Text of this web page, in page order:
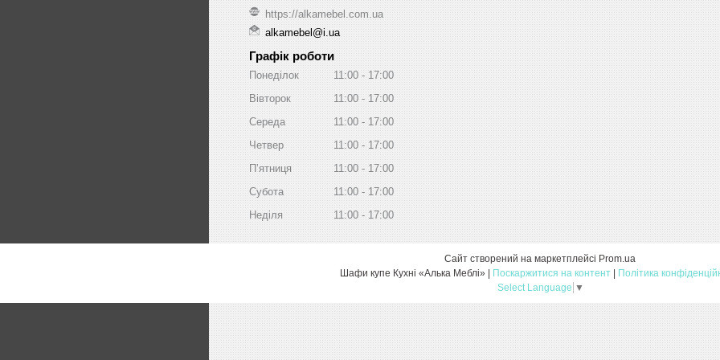
https://alkamebel.com.ua
alkamebel@i.ua
Графік роботи
Понеділок 11:00
17:00
Вівторок
11:00
17:00
Середа
11:00
17:00
Четвер
11:00
17:00
Пʼятниця
11:00
17:00
Субота
11:00
17:00
Неділя
11:00 17:00
Сайт створений на маркетплейсі Prom.ua
Шафи купе Кухні «Алька Меблі» | Поскаржитися на контент | Політика
Select Language ▼